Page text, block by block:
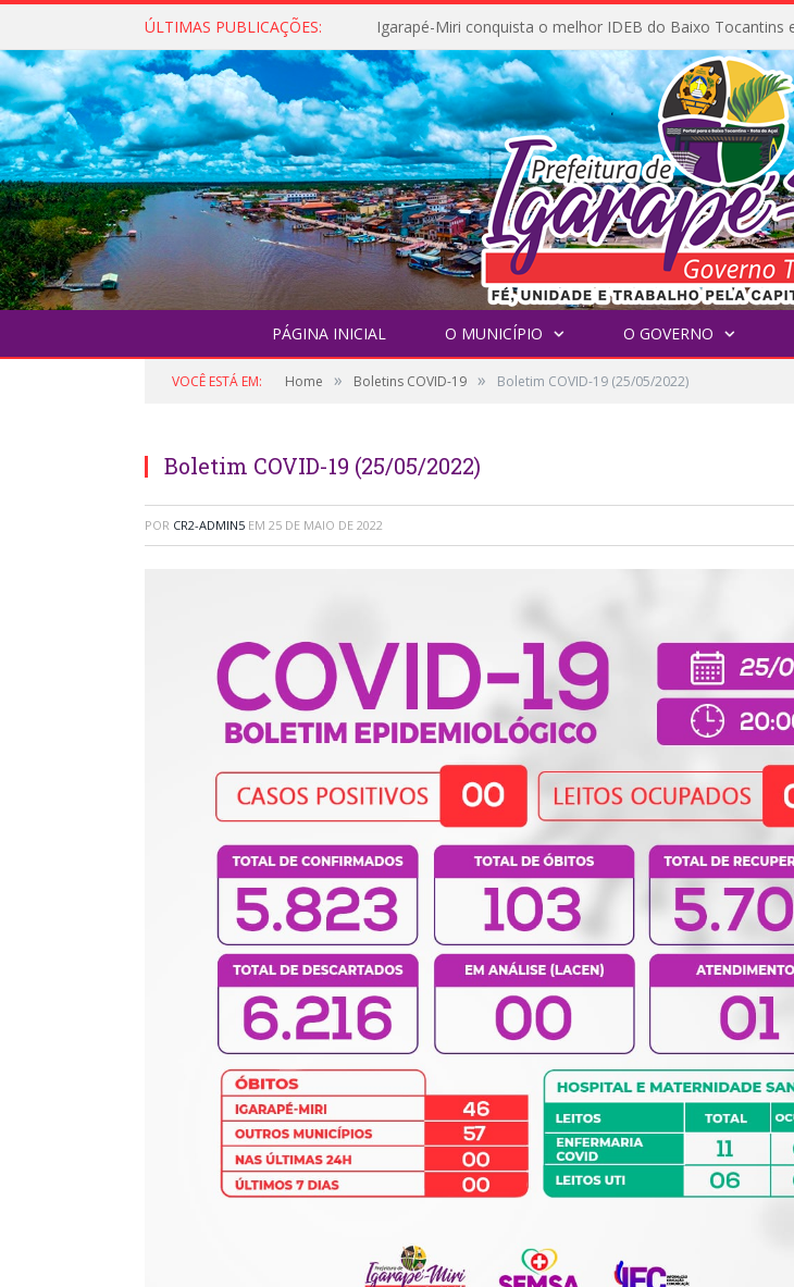
ÚLTIMAS PUBLICAÇÕES:
PÁGINA INICIAL O MUNICÍPIO O GOVERNO
VOCÊ ESTÁ EM: Home » Boletins COVID-19 » Boletim COVID-19 (25/05/2022)
Boletim COVID-19 (25/05/2022)
POR CR2-ADMIN5 EM 25 DE MAIO DE 2022